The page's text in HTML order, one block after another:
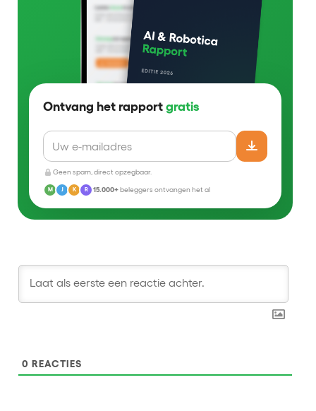
Ontvang het rapport gratis
Geen spam, direct opzegbaar.
M J K R 15.000+beleggers ontvangen het al
0 REACTIES